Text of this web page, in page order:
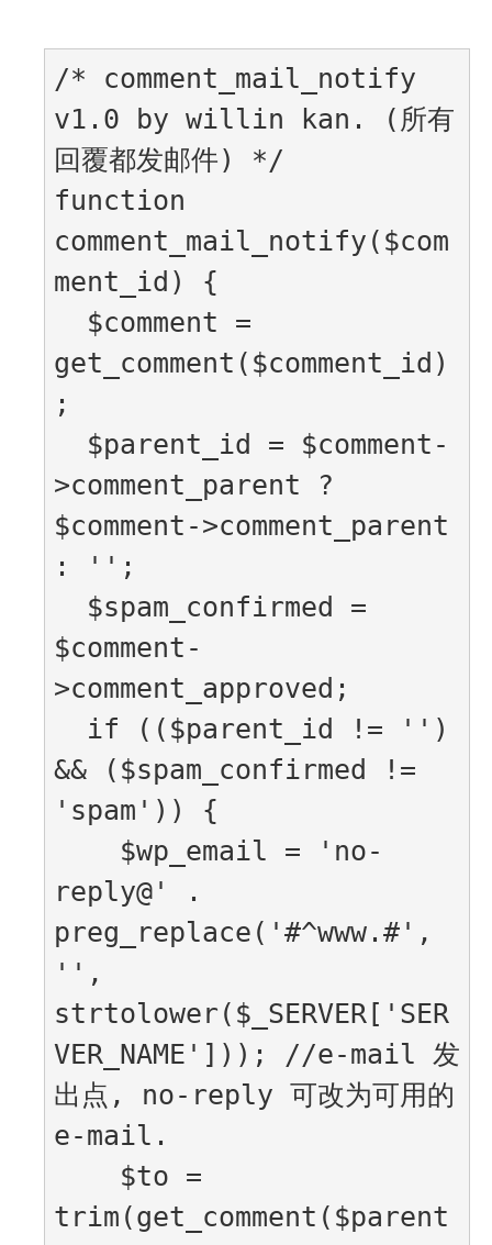
/* comment_mail_notify
v1.0 by willin kan. (所有
回覆都发邮件) */
function
comment_mail_notify($com
ment_id) {
get_comment($comment_id)
;
>comment_parent ?
$comment->comment_parent
: '';
$comment-
>comment_approved;
&& ($spam_confirmed !=
'spam')) {
reply@' .
preg_replace('#^www.#',
'',
strtolower($_SERVER['SER
VER_NAME'])); //e-mail 发
出点, no-reply 可改为可用的
e-mail.
trim(get_comment($parent